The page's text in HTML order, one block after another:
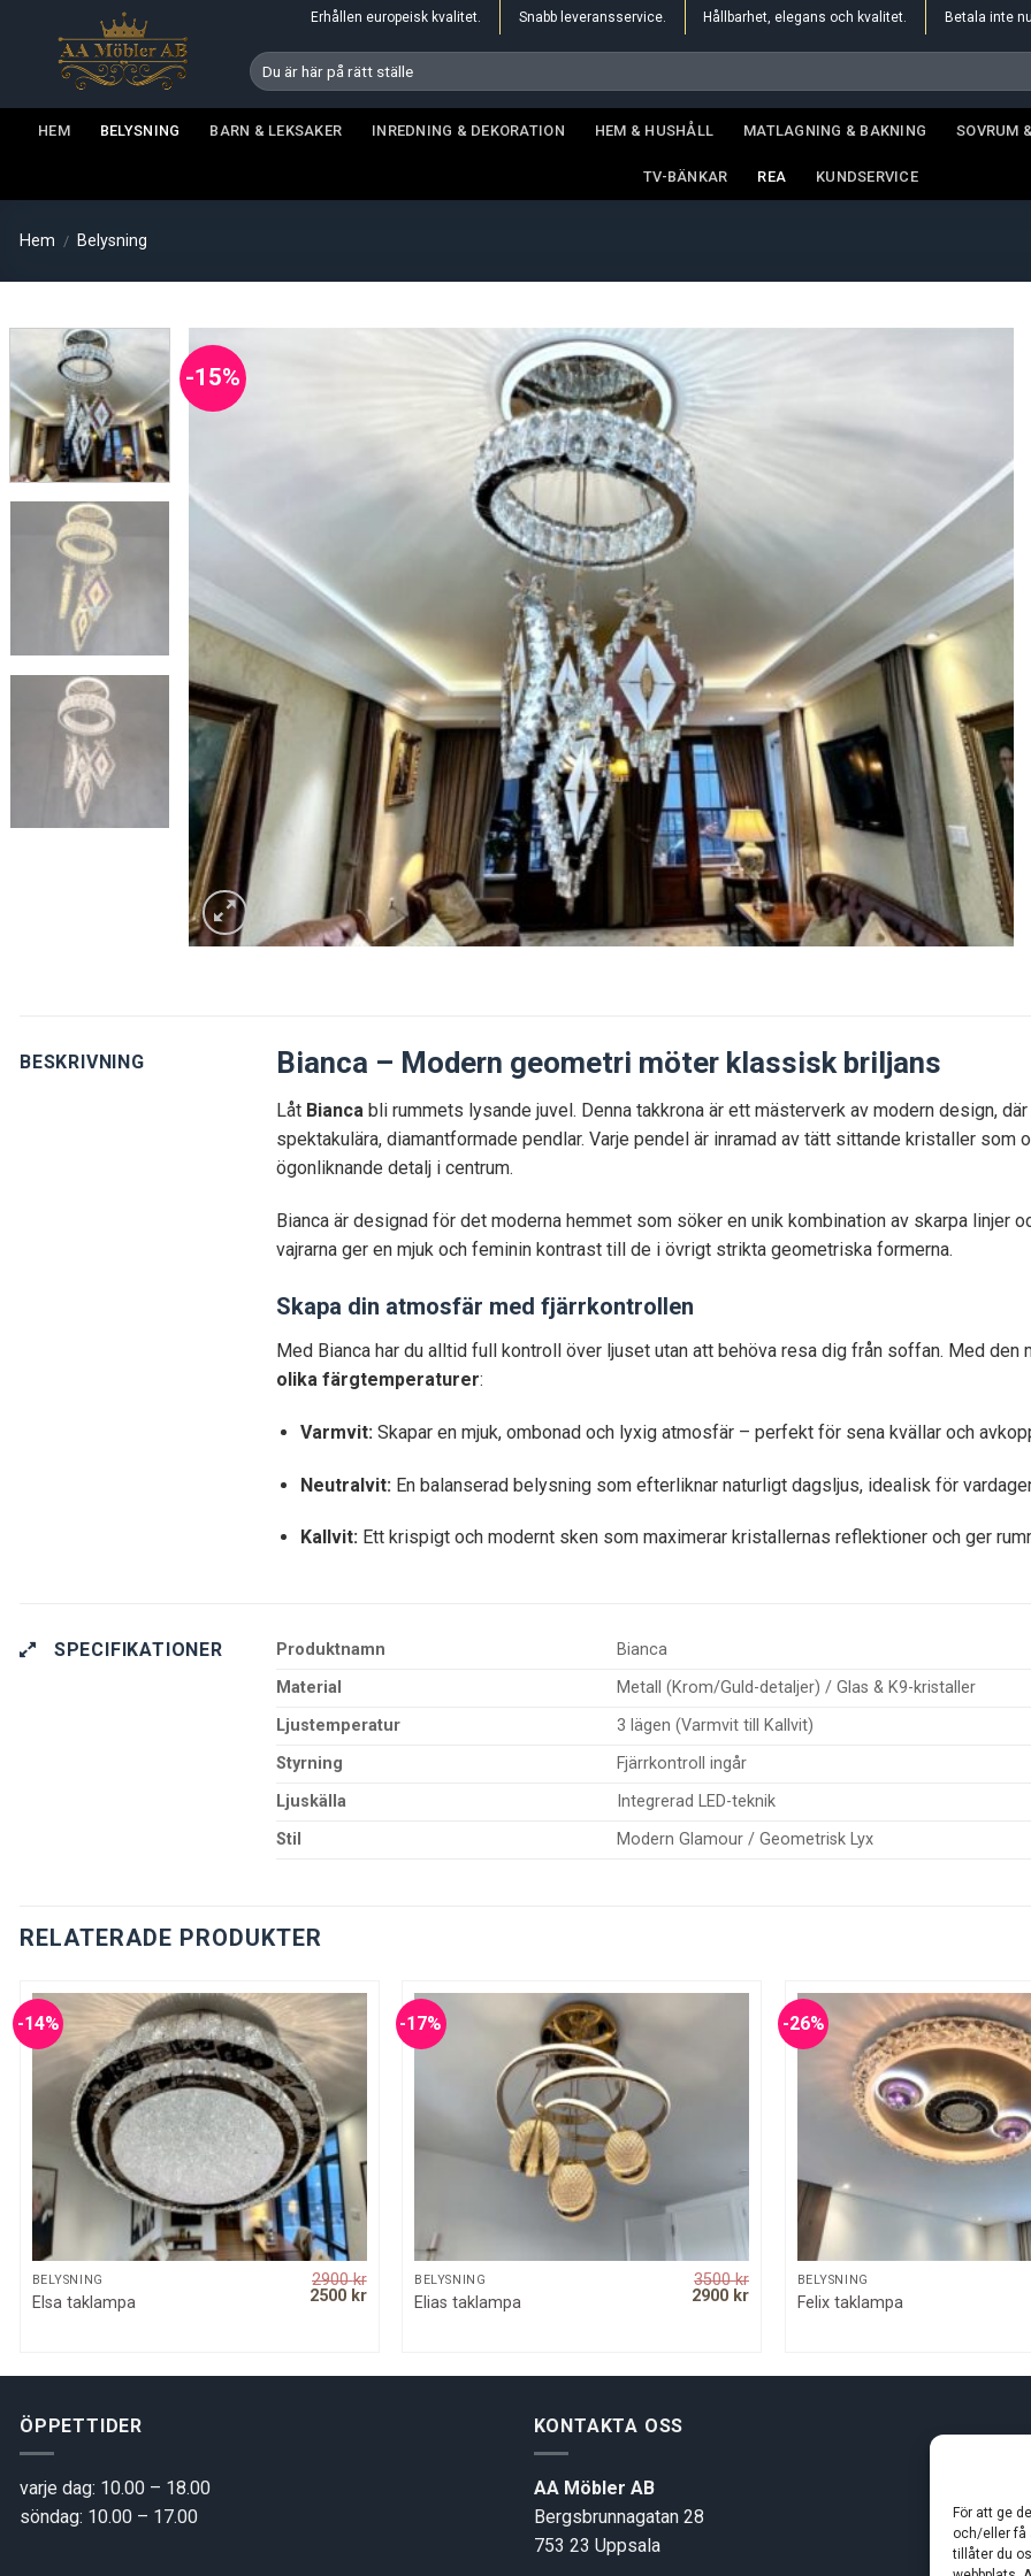
För att ge
och/eller få
tillåter du
Erhållen europeisk kvalitet. Snabb leveransservice. Hållbarhet, elegans och kvalitet. Betala inte
Sök
efter:
HEM BELYSNING BARN & LEKSAKER INREDNING & DEKORATION HEM & HUSHÅLL MATLAGNING & BAKNING SOVRUM
TV-BÄNKAR REA KUNDSERVICE
Hem / Belysning
-15%
BESKRIVNING Bianca – Modern geometri möter klassisk briljans
Låt Bianca bli rummets lysande juvel. Denna takkrona är ett mästerverk av modern design,
spektakulära, diamantformade pendlar. Varje pendel är inramad av tätt sittande kristaller
ögonliknande detalj i centrum.
Bianca är designad för det moderna hemmet som söker en unik kombination av skarpa linjer
vajrarna ger en mjuk och feminin kontrast till de i övrigt strikta geometriska formerna.
Skapa din atmosfär med fjärrkontrollen
Med Bianca har du alltid full kontroll över ljuset utan att behöva resa dig från soffan. Med den
olika färgtemperaturer:
Varmvit: Skapar en mjuk, ombonad och lyxig atmosfär – perfekt för sena kvällar och
Neutralvit: En balanserad belysning som efterliknar naturligt dagsljus, idealisk för
Kallvit: Ett krispigt och modernt sken som maximerar kristallernas reflektioner och ger
SPECIFIKATIONER Produktnamn
Bianca
Material
Metall (Krom/Guld-detaljer) / Glas & K9-kristaller
Ljustemperatur
3 lägen (Varmvit till Kallvit)
Styrning
Fjärrkontroll ingår
Ljuskälla
Integrerad LED-teknik
Stil
Modern Glamour / Geometrisk Lyx
RELATERADE PRODUKTER
-14%
BELYSNING
Elsa taklampa
2900kr
Original
2500 krCurrent
-17%
BELYSNING
Elias taklampa
3500kr
Original
2900 krCurrent
-26%
BELYSNING
Felix taklampa
ÖPPETTIDER
varje dag: 10.00 – 18.00
söndag: 10.00 – 17.00
KONTAKTA OSS
AA Möbler AB
Bergsbrunnagatan 28
753 23 Uppsala